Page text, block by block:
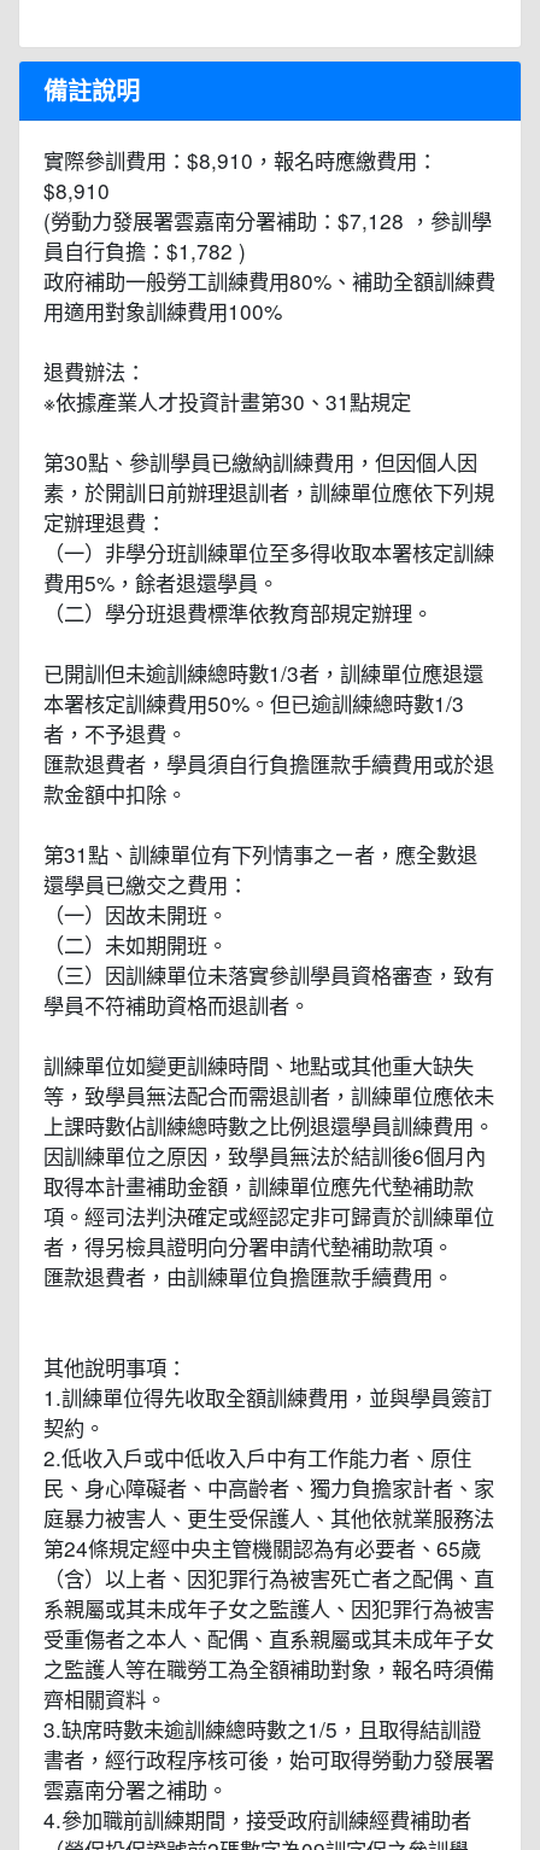
備註說明
實際參訓費用：$8,910，報名時應繳費用：
$8,910
(勞動力發展署雲嘉南分署補助：$7,128 ，參訓學
員自行負擔：$1,782 )
政府補助一般勞工訓練費用80%、補助全額訓練費
用適用對象訓練費用100%
退費辦法：
※依據產業人才投資計畫第30、31點規定
第30點、參訓學員已繳納訓練費用，但因個人因
素，於開訓日前辦理退訓者，訓練單位應依下列規
定辦理退費：
（一）非學分班訓練單位至多得收取本署核定訓練
費用5%，餘者退還學員。
（二）學分班退費標準依教育部規定辦理。
已開訓但未逾訓練總時數1/3者，訓練單位應退還
本署核定訓練費用50%。但已逾訓練總時數1/3
者，不予退費。
匯款退費者，學員須自行負擔匯款手續費用或於退
款金額中扣除。
第31點、訓練單位有下列情事之ㄧ者，應全數退
還學員已繳交之費用：
（一）因故未開班。
（二）未如期開班。
（三）因訓練單位未落實參訓學員資格審查，致有
學員不符補助資格而退訓者。
訓練單位如變更訓練時間、地點或其他重大缺失
等，致學員無法配合而需退訓者，訓練單位應依未
上課時數佔訓練總時數之比例退還學員訓練費用。
因訓練單位之原因，致學員無法於結訓後6個月內
取得本計畫補助金額，訓練單位應先代墊補助款
項。經司法判決確定或經認定非可歸責於訓練單位
者，得另檢具證明向分署申請代墊補助款項。
匯款退費者，由訓練單位負擔匯款手續費用。
其他說明事項：
1.訓練單位得先收取全額訓練費用，並與學員簽訂
契約。
2.低收入戶或中低收入戶中有工作能力者、原住
民、身心障礙者、中高齡者、獨力負擔家計者、家
庭暴力被害人、更生受保護人、其他依就業服務法
第24條規定經中央主管機關認為有必要者、65歲
（含）以上者、因犯罪行為被害死亡者之配偶、直
系親屬或其未成年子女之監護人、因犯罪行為被害
受重傷者之本人、配偶、直系親屬或其未成年子女
之監護人等在職勞工為全額補助對象，報名時須備
齊相關資料。
3.缺席時數未逾訓練總時數之1/5，且取得結訓證
書者，經行政程序核可後，始可取得勞動力發展署
雲嘉南分署之補助。
4.參加職前訓練期間，接受政府訓練經費補助者